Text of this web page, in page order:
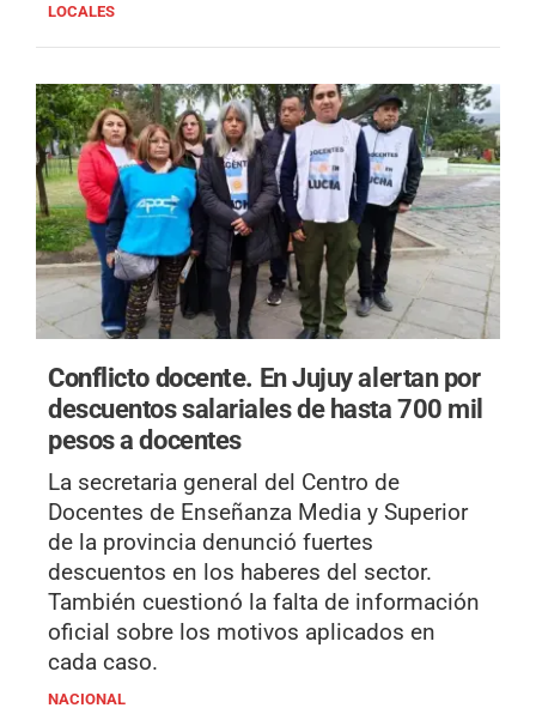
LOCALES
Conflicto docente. En Jujuy alertan por
descuentos salariales de hasta 700 mil
pesos a docentes
La secretaria general del Centro de
Docentes de Enseñanza Media y Superior
de la provincia denunció fuertes
descuentos en los haberes del sector.
También cuestionó la falta de información
oficial sobre los motivos aplicados en
cada caso.
NACIONAL